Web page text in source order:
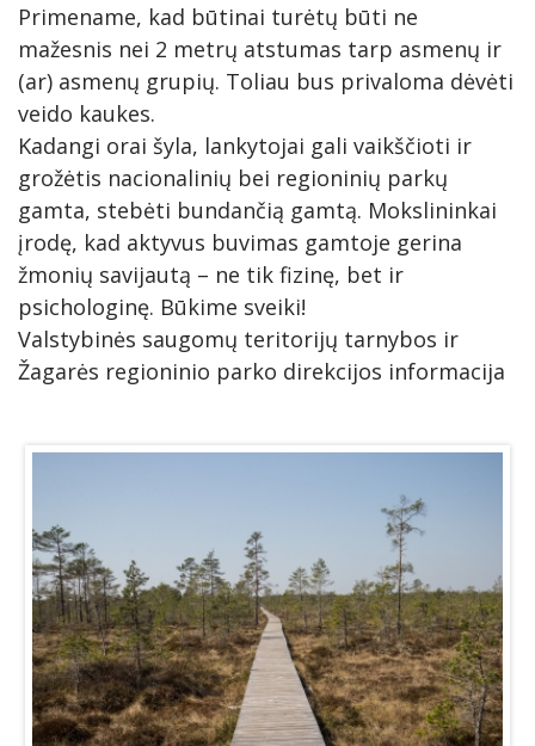
Primename, kad būtinai turėtų būti ne
mažesnis nei 2 metrų atstumas tarp asmenų ir
(ar) asmenų grupių. Toliau bus privaloma dėvėti
veido kaukes.
Kadangi orai šyla, lankytojai gali vaikščioti ir
grožėtis nacionalinių bei regioninių parkų
gamta, stebėti bundančią gamtą. Mokslininkai
įrodę, kad aktyvus buvimas gamtoje gerina
žmonių savijautą – ne tik fizinę, bet ir
psichologinę. Būkime sveiki!
Valstybinės saugomų teritorijų tarnybos ir
Žagarės regioninio parko direkcijos informacija